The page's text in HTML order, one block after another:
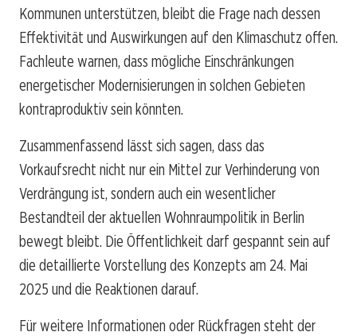
Kommunen unterstützen, bleibt die Frage nach dessen
Effektivität und Auswirkungen auf den Klimaschutz offen.
Fachleute warnen, dass mögliche Einschränkungen
energetischer Modernisierungen in solchen Gebieten
kontraproduktiv sein könnten.
Zusammenfassend lässt sich sagen, dass das
Vorkaufsrecht nicht nur ein Mittel zur Verhinderung von
Verdrängung ist, sondern auch ein wesentlicher
Bestandteil der aktuellen Wohnraumpolitik in Berlin
bewegt bleibt. Die Öffentlichkeit darf gespannt sein auf
die detaillierte Vorstellung des Konzepts am 24. Mai
2025 und die Reaktionen darauf.
Für weitere Informationen oder Rückfragen steht der